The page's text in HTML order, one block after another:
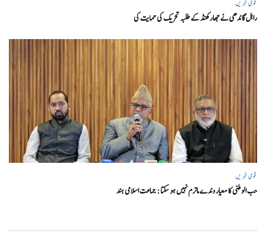
قومی خبریں
راہل گاندھی نے جھارکھنڈ کے طلبہ تحریک کی حمایت کی
قومی خبریں
حب الوطنی کا معیار وندے ماترم نہیں ہو سکتا : جماعت اسلامی ہند